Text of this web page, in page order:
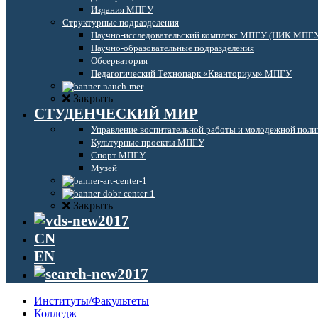
Издания МПГУ
Структурные подразделения
Научно-исследовательский комплекс МПГУ (НИК
Научно-образовательные подразделения
Обсерватория
Педагогический Технопарк «Кванториум» МПГУ
Закрыть
СТУДЕНЧЕСКИЙ МИР
Управление воспитательной работы и молодежной
Культурные проекты МПГУ
Спорт МПГУ
Музей
Закрыть
CN
EN
Институты/Факультеты
Колледж